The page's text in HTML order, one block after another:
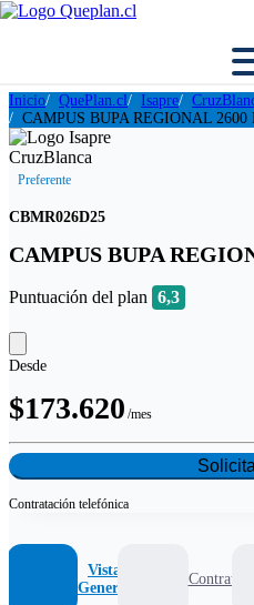
Inicio QuePlan.cl Isapre
CAMPUS BUPA REGIONAL 2600
Preferente
CBMR026D25
CAMPUS BUPA
Puntuación del plan 6,3
Desde
$173.620 /mes
Contratación telefónica
Vista
General
Contrato